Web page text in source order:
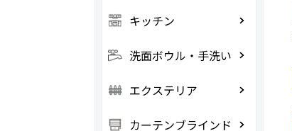
キッチン
洗面ボウル・手洗い
エクステリア
カーテンブラインド